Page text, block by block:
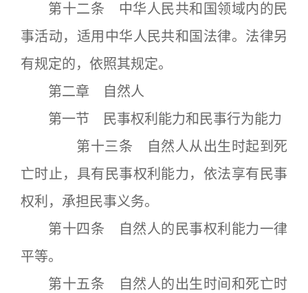
第十二条 中华人民共和国领域内的民
事活动，适用中华人民共和国法律。法律另
有规定的，依照其规定。
第二章 自然人
第一节 民事权利能力和民事行为能力
第十三条 自然人从出生时起到死
亡时止，具有民事权利能力，依法享有民事
权利，承担民事义务。
第十四条 自然人的民事权利能力一律
平等。
第十五条 自然人的出生时间和死亡时